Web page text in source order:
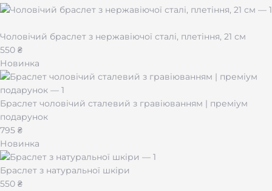
Чоловічий браслет з нержавіючої сталі, плетіння, 21 см
550 ₴
Новинка
Браслет чоловічий сталевий з гравіюванням | преміум
подарунок
795 ₴
Новинка
Браслет з натуральної шкіри
550 ₴